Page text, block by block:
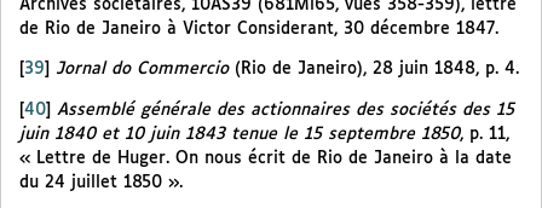
Archives sociétaires, 10AS39 (681Mi65, vues 358-359), lettre
de Rio de Janeiro à Victor Considerant, 30 décembre 1847.
39 Jornal do Commercio(Rio de Janeiro), 28 juin 1848, p. 4.
[40] Assemblé générale des actionnaires des sociétés des 15
juin 1840 et 10 juin 1843 tenue le 15 septembre 1850, p. 11,
« Lettre de Huger. On nous écrit de Rio de Janeiro à la date
du 24 juillet 1850 ».